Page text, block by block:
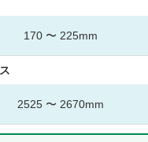
170 〜 225mm
2525 〜 2670mm